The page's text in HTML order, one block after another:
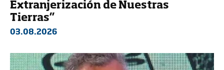
Extranjerización de Nuestras
Tierras”
03.08.2026